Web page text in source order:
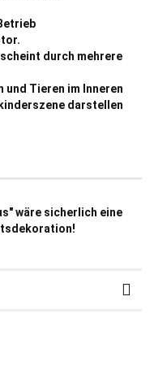
durch mehrere
und Tieren im Inneren
darstellen
wäre sicherlich eine